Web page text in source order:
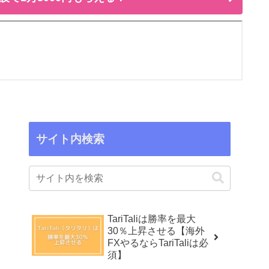
サイト内検索
TariTaliは勝率を最大
30％上昇させる【海外
FXやるならTariTaliは必
須】